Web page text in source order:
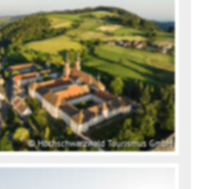
© Hochschwarzwald Tourismus GmbH